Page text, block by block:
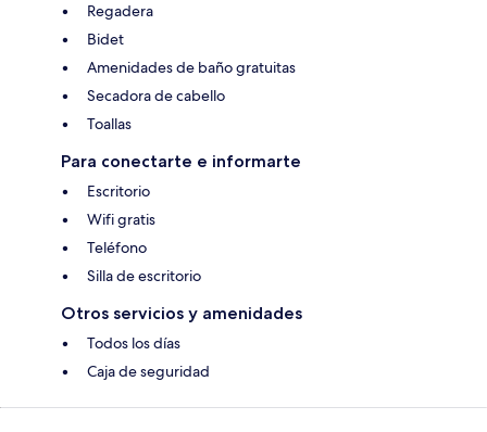
Regadera
Bidet
Amenidades de baño gratuitas
Secadora de cabello
Toallas
Para conectarte e informarte
Escritorio
Wifi gratis
Teléfono
Silla de escritorio
Otros servicios y amenidades
Todos los días
Caja de seguridad